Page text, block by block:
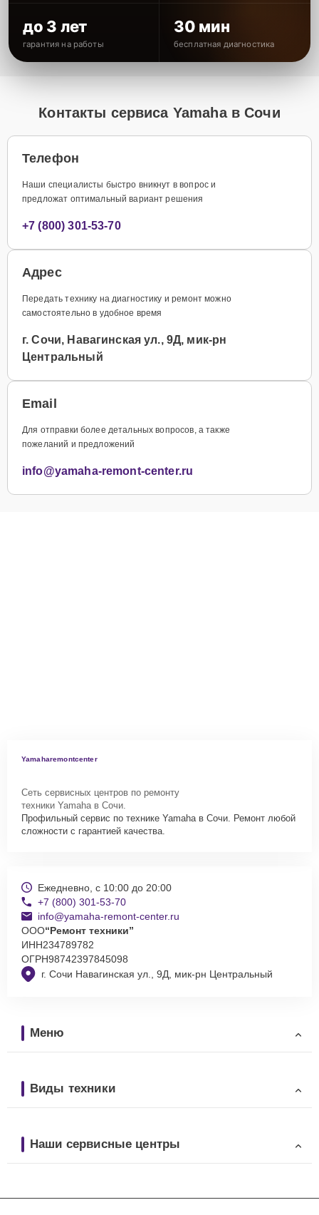
до 3 лет
гарантия на работы
30 мин
бесплатная диагностика
Контакты сервиса Yamaha в Сочи
Телефон
Наши специалисты быстро вникнут в вопрос и
предложат оптимальный вариант решения
+7 (800) 301-53-70
Адрес
Передать технику на диагностику и ремонт можно
самостоятельно в удобное время
г. Сочи, Навагинская ул., 9Д, мик-рн
Центральный
Email
Для отправки более детальных вопросов, а также
пожеланий и предложений
info@yamaha-remont-center.ru
Yamaharemontcenter
Сеть сервисных центров по ремонту
техники Yamaha в Сочи.
Профильный сервис по технике Yamaha в Сочи. Ремонт любой
сложности с гарантией качества.
г. Сочи Навагинская ул., 9Д, мик-рн Центральный
Ежедневно, с 10:00 до 20:00
+7 (800) 301-53-70
info@yamaha-remont-center.ru
ООО“Ремонт техники”
ИНН234789782
ОГРН98742397845098
Меню
Виды техники
Наши сервисные центры